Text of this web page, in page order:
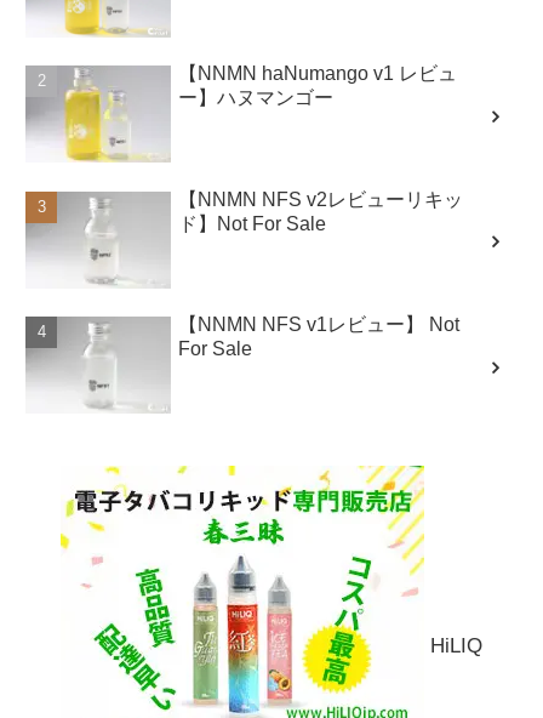
【NNMN haNumango v1 レビュ
ー】ハヌマンゴー
【NNMN NFS v2レビューリキッ
ド】Not For Sale
【NNMN NFS v1レビュー】 Not
For Sale
HiLIQ